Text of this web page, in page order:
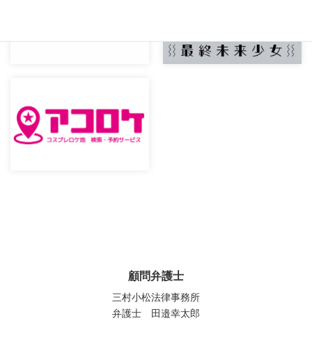
顧問弁護士
三村小松法律事務所
弁護士 田邉幸太郎